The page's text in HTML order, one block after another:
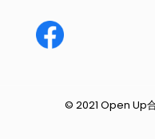
© 2021 Open Up